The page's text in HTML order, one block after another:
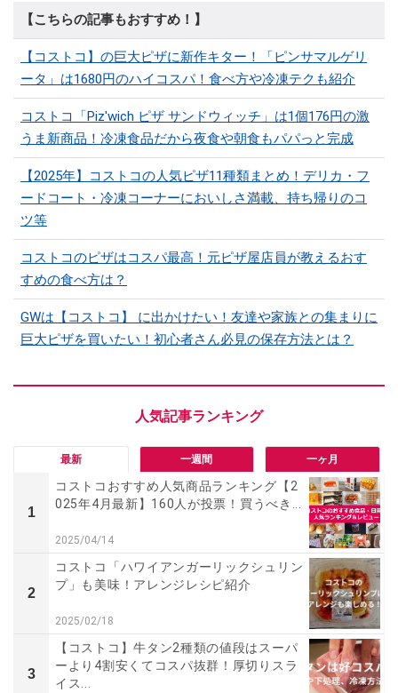
【こちらの記事もおすすめ！】
【コストコ】の巨大ピザに新作キター！「ピンサマルゲリ
ータ」は1680円のハイコスパ！食べ方や冷凍テクも紹介
コストコ「Piz'wich ピザ サンドウィッチ」は1個176円の激
うま新商品！冷凍食品だから夜食や朝食もパパっと完成
【2025年】コストコの人気ピザ11種類まとめ！デリカ・フ
ードコート・冷凍コーナーにおいしさ満載、持ち帰りのコ
ツ等
コストコのピザはコスパ最高！元ピザ屋店員が教えるおす
すめの食べ方は？
GWは【コストコ】 に出かけたい！友達や家族との集まりに
巨大ピザを買いたい！初心者さん必見の保存方法とは？
最新 一週間 一ヶ月
1
コストコおすすめ人気商品ランキング【2
025年4月最新】160人が投票！買うべき...
2025/04/14
2
コストコ「ハワイアンガーリックシュリン
プ」も美味！アレンジレシピ紹介
2025/02/18
3
【コストコ】牛タン2種類の値段はスーパ
ーより4割安くてコスパ抜群！厚切りスラ
イス...